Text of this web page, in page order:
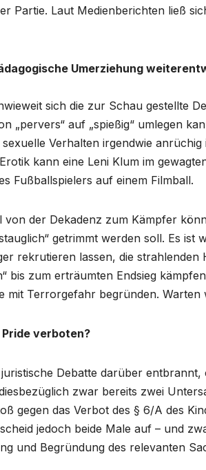
Partie. Laut Medienberichten ließ
Umerziehung
sich die zur Schau gestellte
„pervers“ auf „spießig“ umlegen
sexuelle Verhalten irgendwie
kann eine Leni Klum im
Fußballspielers auf einem Filmball.
von der Dekadenz zum Kämpfer
getrimmt werden soll. Es ist
rekrutieren lassen, die strahlenden
bis zum erträumten Endsieg
mit Terrorgefahr begründen. Warten
verboten?
Debatte darüber
zwar bereits zwei
gegen das Verbot des § 6/A des
jedoch beide Male auf – und
und Begründung des relevanten